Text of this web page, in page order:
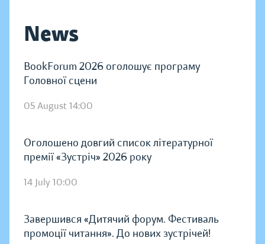
News
BookForum 2026 оголошує програму
Головної сцени
05 August 14:00
Оголошено довгий список літературної
премії «Зустріч» 2026 року
14 July 10:00
Завершився «Дитячий форум. Фестиваль
промоції читання». До нових зустрічей!